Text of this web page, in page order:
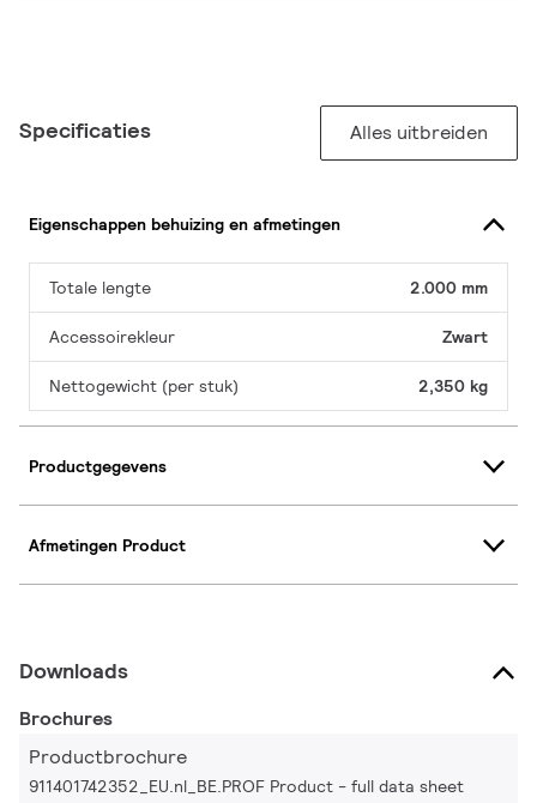
Specificaties Alles uitbreiden
Eigenschappen behuizing en afmetingen
Totale lengte 2.000 mm
Accessoirekleur Zwart
Nettogewicht (per stuk) 2,350 kg
Productgegevens
Afmetingen Product
Downloads
Brochures
Productbrochure
911401742352_EU.nl_BE.PROF Product - full data sheet